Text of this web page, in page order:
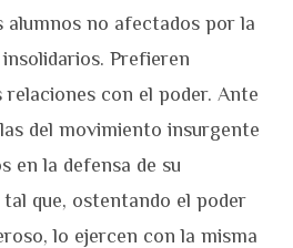
alumnos no afectados por la
Prefieren
relaciones con el poder. Ante
del movimiento insurgente
en la defensa de su
que, ostentando el poder
lo ejercen con la misma